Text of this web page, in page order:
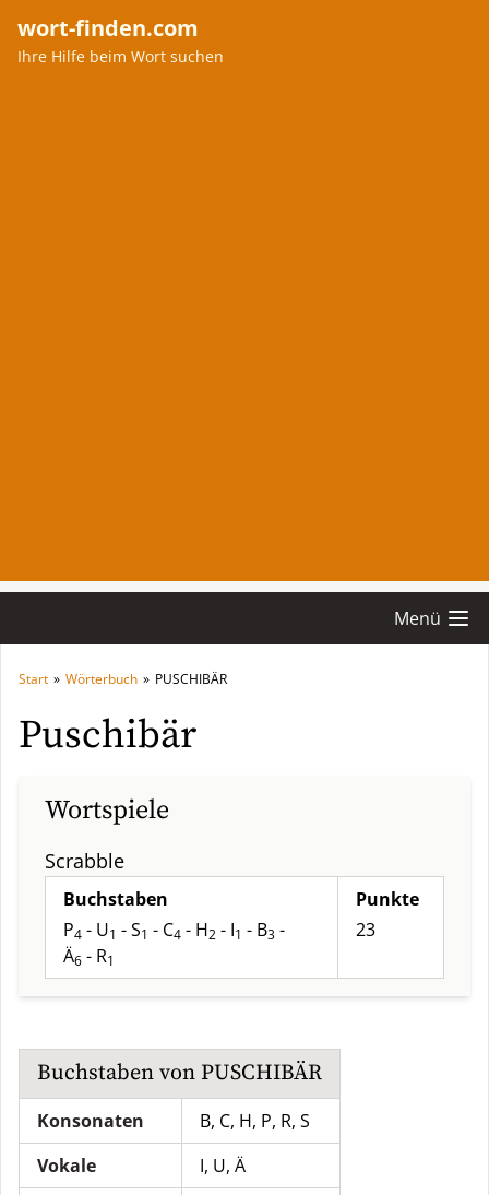
wort-finden.com
Ihre Hilfe beim Wort suchen
Menü
Start » Wörterbuch » PUSCHIBÄR
Puschibär
Wortspiele
Scrabble
Buchstaben
P4 - U1 - S1 - C4 - H2 - I1 - B3 -
Ä6 - R1
Punkte
23
Buchstaben von PUSCHIBÄR
Konsonaten
B, C, H, P, R, S
Vokale
I, U, Ä